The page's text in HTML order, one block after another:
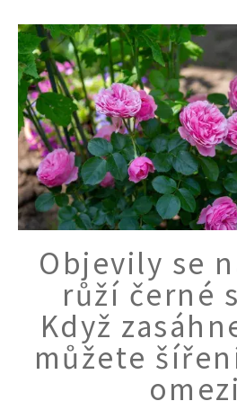
Objevily se
růží černé
Když
můžete